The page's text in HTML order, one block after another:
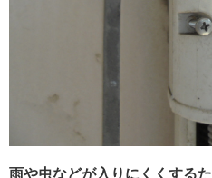
雨や虫などが入りにくくする